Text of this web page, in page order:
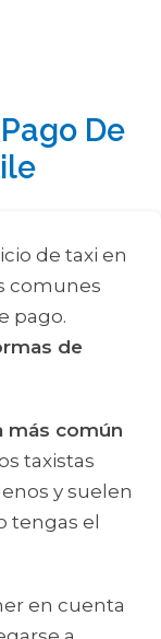
De
de taxi en
comunes
pago.
de
más común
taxistas
y suelen
tengas el
en cuenta